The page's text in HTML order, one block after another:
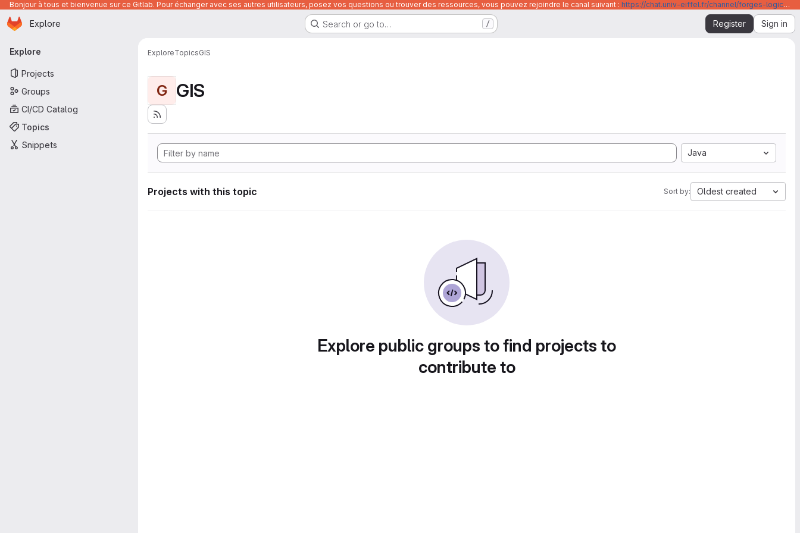
Bonjour à tous et bienvenue sur ce Gitlab. Pour échanger avec ses autres utilisateurs, posez vos questions ou trouver des ressources, vous pouvez rejoindre le canal suivant : https://chat.univ-eiffel.fr/channel/forges-logicielles-github-et-gitlab-universite-gustave-eiffel
Skip to main content
Homepage
Explore Search or go to… / Register Sign in
Primary navigation
Explore
Projects
Groups
CI/CD Catalog
Topics
Snippets
ExploreTopicsGIS
G GIS
Java
Projects with this topic Sort by: Oldest created
Explore public groups to find projects to
contribute to